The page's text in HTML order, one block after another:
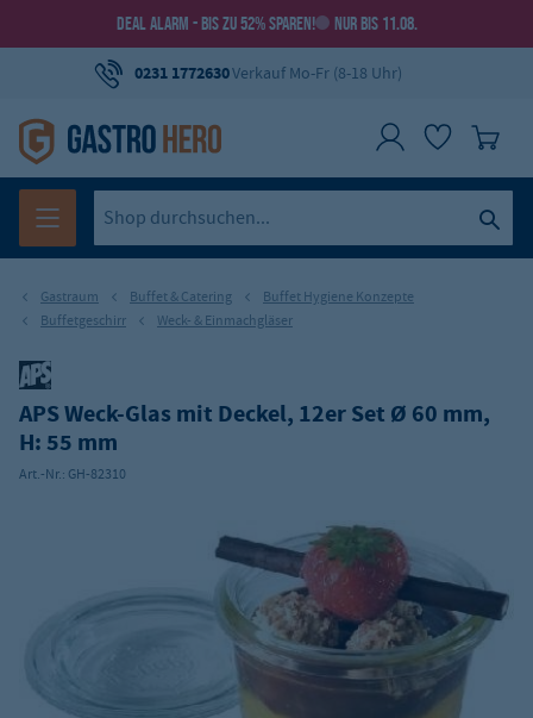
DEAL ALARM - BIS ZU 52% SPAREN! NUR BIS 11.08.
0231 1772630Verkauf Mo-Fr (8-18 Uhr)
Gastraum Buffet & Catering
Buffet Hygiene Konzepte
Buffetgeschirr
Weck- & Einmachgläser
APS Weck-Glas mit Deckel, 12er Set Ø 60 mm,
H: 55 mm
Art.-Nr.: GH-82310